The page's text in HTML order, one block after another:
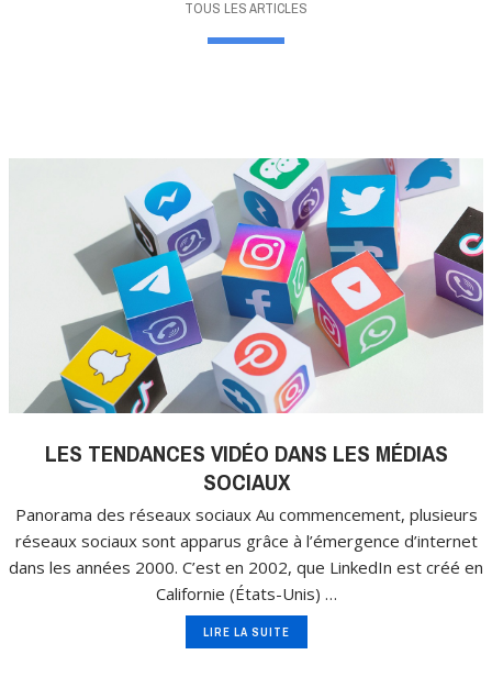
TOUS LES ARTICLES
LES TENDANCES VIDÉO DANS LES MÉDIAS
SOCIAUX
Panorama des réseaux sociaux Au commencement, plusieurs
réseaux sociaux sont apparus grâce à l’émergence d’internet
dans les années 2000. C’est en 2002, que LinkedIn est créé en
Californie (États-Unis) …
LIRE LA SUITE